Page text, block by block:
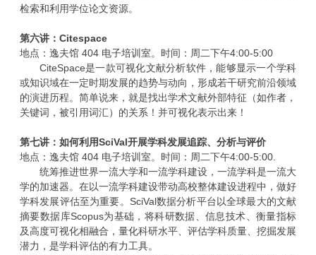
检索和利用学位论文资源。
第六讲： Citespace
地点：逸夫馆 404 电子培训室。时间：周二下午4:00-5:00
CiteSpace是一款可视化文献分析软件，能够显示一个学科
或知识域在一定时期发展的趋势与动向，形成若干研究前沿领域
的演进历程。简单说来，就是找出学术文献外部特征（如作者，
关键词，被引用词汇）的关系！并可视化表示出来！
第七讲：如何利用SciVal开展学科发展追踪、分析与评价
地点：逸夫馆 404 电子培训室。时间：周二下午4:00-5:00.
统筹推进世界一流大学和一流学科建设，一流学科是一流大
学的加速器。在以一流学科建设带动高校整体建设进程中，做好
学科发展评估至为重要。 SciVal数据分析平台以全球最大的文献
摘要数据库Scopus为基础，将科研数据、信息技术、衡量指标
及高度可视化相融合，量化科研水平、评估学科质量、挖掘发展
潜力，是学科评估的有力工具。